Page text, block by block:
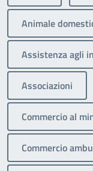
Animale
Assistenza agli
Associazioni
Commercio al
Commercio